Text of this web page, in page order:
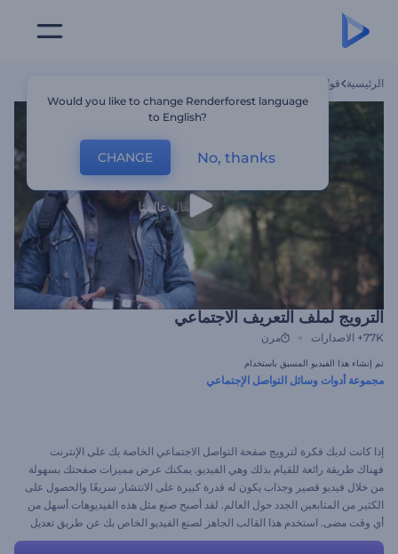
الرئيسية قوالب
الترويج لملف التعريف الاجتماعي
77K+ الاصدارات مرن
تم إنشاء هذا الفيديو المسبق باستخدام
مجموعة أدوات وسائل التواصل الإجتماعي
إذا كانت لديك فكرة لترويج صفحة التواصل الاجتماعي الخاصة بك على الإنترنت
فهناك طريقة رائعة للقيام بذلك وهي الفيديو. يمكنك عرض مميزات صفحتك بسهولة
من خلال فيديو قصير وجذاب يكون له قدرة كبيرة على الانتشار سريعًا والحصول على
الكثير من المتابعين الجدد حول العالم. لقد أصبح صنع مثل هذه الفيديوهات أسهل من
أي وقت مضى. استخدم هذا القالب الجاهز لصنع الفيديو الخاص بك عن طريق تعديل
المناظر واختيار الأنماط والألوان ورفع الموسيقى الخاصة بك والضغط على
Would you like to change Renderforest language
to English?
CHANGE No, thanks